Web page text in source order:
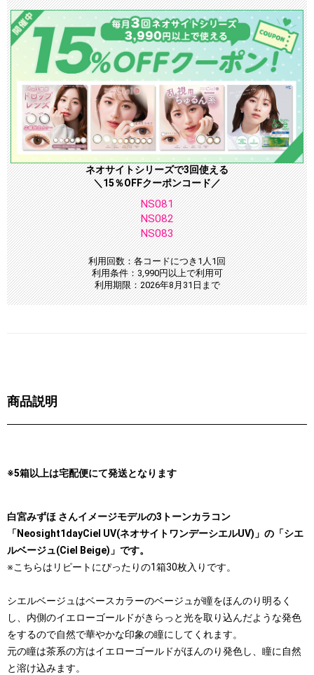
ネオサイトシリーズで3回使える
＼15％OFFクーポンコード／
NS081
NS082
NS083
利用回数：各コードにつき1人1回
利用条件：3,990円以上で利用可
利用期限：2026年8月31日まで
商品説明
※5箱以上は宅配便にて発送となります
⽩宮みずほ さんイメージモデルの3トーンカラコン
「Neosight1dayCiel UV(ネオサイトワンデーシエルUV)」の「シエ
ルベージュ(Ciel Beige)」です。
※こちらはリピートにぴったりの1箱30枚入りです。
シエルベージュはベースカラーのベージュが瞳をほんのり明るく
し、内側のイエローゴールドがきらっと光を取り込んだような発色
をするので自然で華やかな印象の瞳にしてくれます。
元の瞳は茶系の方はイエローゴールドがほんのり発色し、瞳に自然
と溶け込みます。